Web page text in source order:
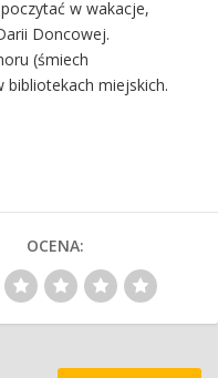
w wakacje,
Doncowej.
(śmiech
miejskich.
OCENA: